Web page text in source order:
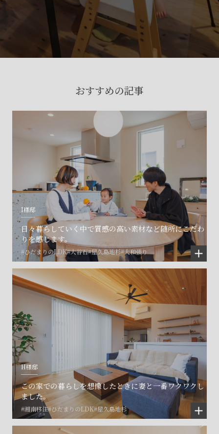
おすすめの記事
I様邸
日々暮らしていく中で質感の高い素材など随所にこだわ
りを感じます。
#ひだまりのLDK#大谷石#屋久島地杉#大和張り
H様邸
この家での暮らしを想像したときに妻と一番ワクワクし
ました。
#湘南移住#ひだまりのLDK#屋久島地杉
会社に関することや物件についての
お問い合わせはこちらから
土地の活用・賃貸経営に関する
ご相談はこちら
©SET inc.